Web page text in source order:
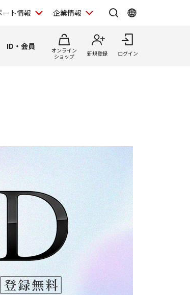
ート情報 企業情報
ID・会員
オンライン
ショップ
新規登録 ログイン